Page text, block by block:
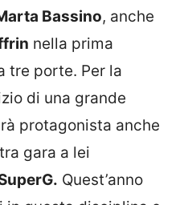
Bassino, anche
nella prima
tre porte. Per la
di una grande
protagonista anche
gara a lei
Quest’anno